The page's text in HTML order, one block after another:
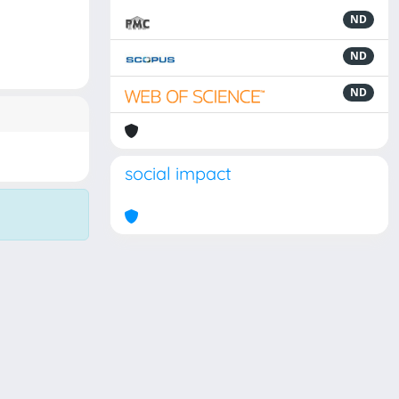
ND
ND
ND
social impact